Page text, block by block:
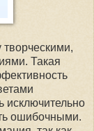
Такая
исключительно
ошибочными.